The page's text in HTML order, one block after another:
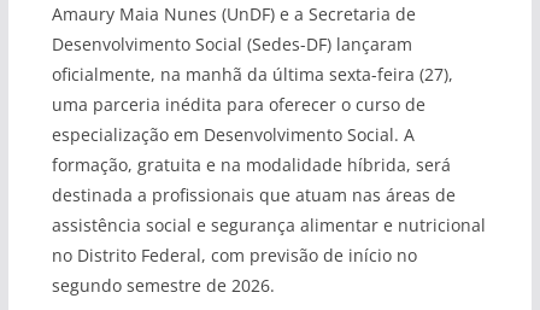
Amaury Maia Nunes (UnDF) e a Secretaria de
Desenvolvimento Social (Sedes-DF) lançaram
oficialmente, na manhã da última sexta-feira (27),
uma parceria inédita para oferecer o curso de
especialização em Desenvolvimento Social. A
formação, gratuita e na modalidade híbrida, será
destinada a profissionais que atuam nas áreas de
assistência social e segurança alimentar e nutricional
no Distrito Federal, com previsão de início no
segundo semestre de 2026.